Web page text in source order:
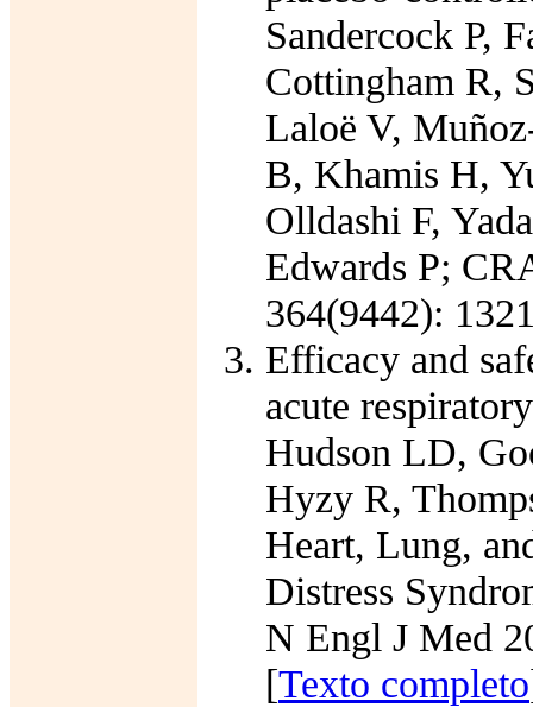
Sandercock P,
Cottingham R,
Laloë V,
B, Khamis H,
Olldashi F,
Edwards P;
364(9442):
Efficacy and
acute
Hudson LD,
Hyzy R,
Heart, Lung,
Distress
N Engl J Med
[Texto completo